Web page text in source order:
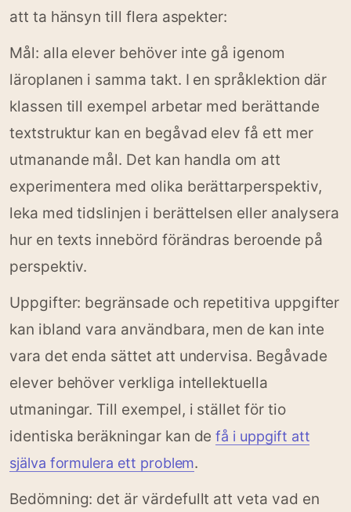
att ta hänsyn till flera aspekter:
Mål: alla elever behöver inte gå igenom
läroplanen i samma takt. I en språklektion där
klassen till exempel arbetar med berättande
textstruktur kan en begåvad elev få ett mer
utmanande mål. Det kan handla om att
experimentera med olika berättarperspektiv,
leka med tidslinjen i berättelsen eller analysera
hur en texts innebörd förändras beroende på
perspektiv.
Uppgifter: begränsade och repetitiva uppgifter
kan ibland vara användbara, men de kan inte
vara det enda sättet att undervisa. Begåvade
elever behöver verkliga intellektuella
utmaningar. Till exempel, i stället för tio
identiska beräkningar kan defå i uppgift att
själva formulera ett problem.
Bedömning: det är värdefullt att veta vad en